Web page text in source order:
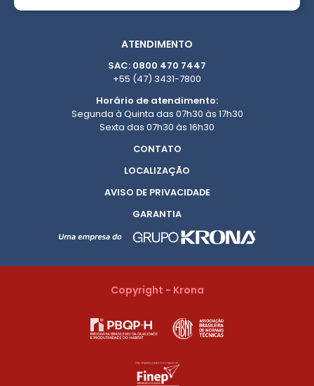
ATENDIMENTO
SAC: 0800 470 7447
+55 (47) 3431-7800
Horário de atendimento:
Segunda à Quinta das 07h30 às 17h30
Sexta das 07h30 às 16h30
CONTATO
LOCALIZAÇÃO
AVISO DE PRIVACIDADE
GARANTIA
Copyright - Krona